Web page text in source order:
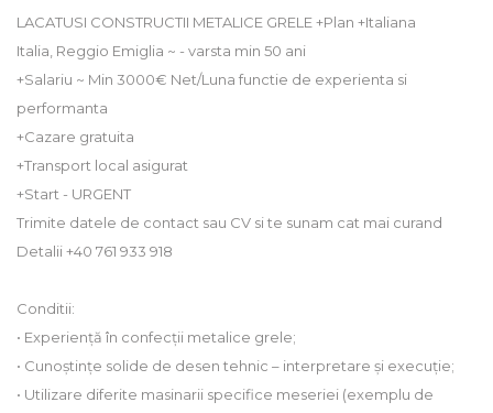
LACATUSI CONSTRUCTII METALICE GRELE +Plan +Italiana
Italia, Reggio Emiglia ~ - varsta min 50 ani
+Salariu ~ Min 3000€ Net/Luna functie de experienta si
performanta
+Cazare gratuita
+Transport local asigurat
+Start - URGENT
Trimite datele de contact sau CV si te sunam cat mai curand
Detalii +40 761 933 918
Conditii:
• Experiență în confecții metalice grele;
• Cunoștințe solide de desen tehnic – interpretare și execuție;
• Utilizare diferite masinarii specifice meseriei (exemplu de